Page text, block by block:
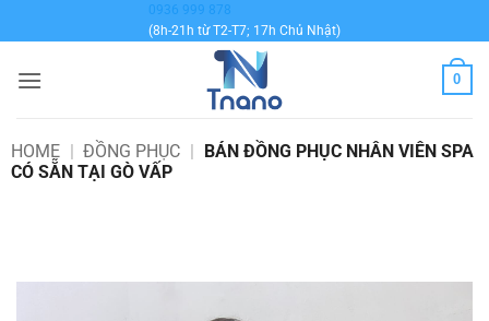
qua
dung
0936 999 878
(8h-21h từ T2-T7; 17h Chủ Nhật)
0
HOME | ĐỒNG PHỤC | BÁN ĐỒNG PHỤC NHÂN VIÊN SPA
CÓ SẴN TẠI GÒ VẤP